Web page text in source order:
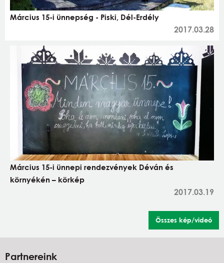
Március 15-i ünnepség - Piski, Dél-Erdély
2017.03.28
Március 15-i ünnepi rendezvények Déván és
környékén – körkép
2017.03.19
Összes kép/videó
Partnereink